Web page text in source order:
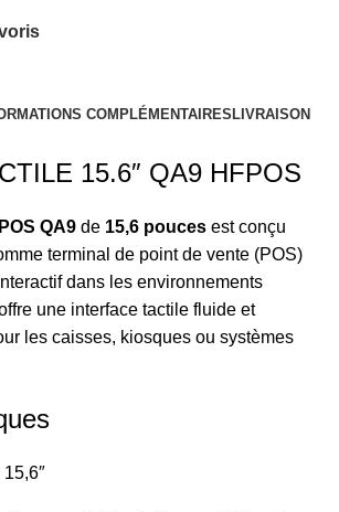
COMPLÉMENTAIRES LIVRAISON
15.6″ QA9 HFPOS
QA9 de 15,6 pouces est conçu
terminal de point de vente (POS)
dans les environnements
une interface tactile fluide et
les caisses, kiosques ou systèmes
15,6″